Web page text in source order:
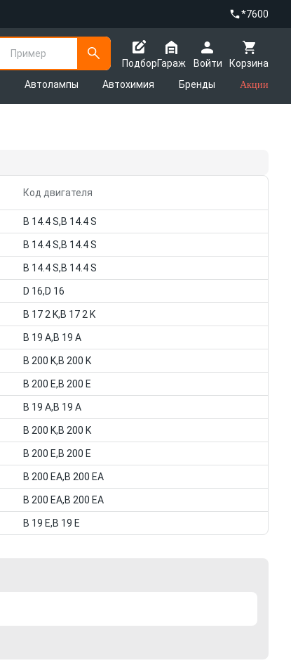
*7600
Пример
Подбор
Корзина
Гараж
Войти
Автолампы Автохимия Бренды Акции
Код двигателя
B 14.4 S,B 14.4 S
B 14.4 S,B 14.4 S
B 14.4 S,B 14.4 S
D 16,D 16
B 17 2 K,B 17 2 K
B 19 A,B 19 A
B 200 K,B 200 K
B 200 E,B 200 E
B 19 A,B 19 A
B 200 K,B 200 K
B 200 E,B 200 E
B 200 EA,B 200 EA
B 200 EA,B 200 EA
B 19 E,B 19 E